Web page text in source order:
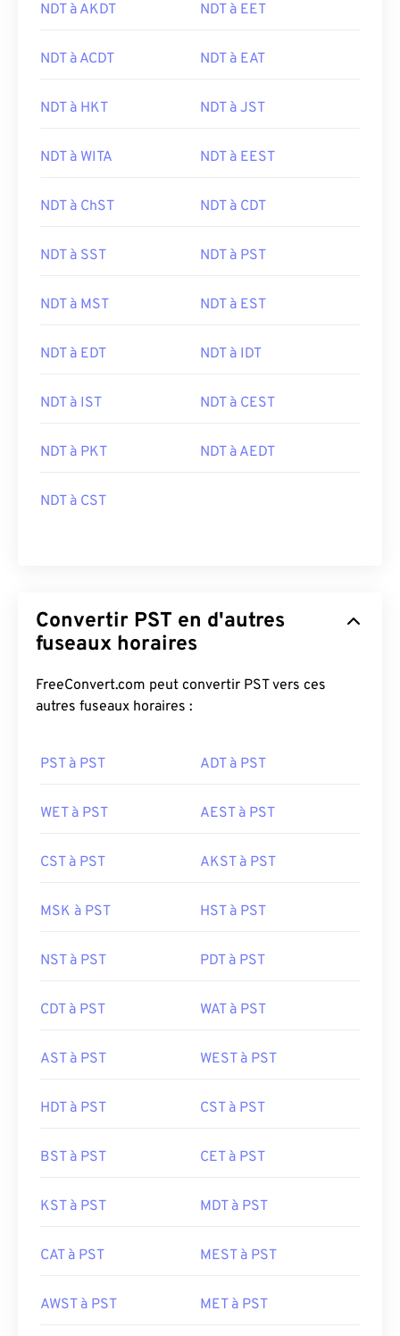
NDT à AKDT NDT à EET
NDT à ACDT NDT à EAT
NDT à HKT NDT à JST
NDT à WITA NDT à EEST
NDT à ChST NDT à CDT
NDT à SST NDT à PST
NDT à MST NDT à EST
NDT à EDT NDT à IDT
NDT à IST NDT à CEST
NDT à PKT NDT à AEDT
NDT à CST
Convertir PST en d'autres
fuseaux horaires
FreeConvert.com peut convertir PST vers ces
autres fuseaux horaires :
PST à PST ADT à PST
WET à PST AEST à PST
CST à PST AKST à PST
MSK à PST HST à PST
NST à PST PDT à PST
CDT à PST WAT à PST
AST à PST WEST à PST
HDT à PST CST à PST
BST à PST CET à PST
KST à PST MDT à PST
CAT à PST MEST à PST
AWST à PST MET à PST